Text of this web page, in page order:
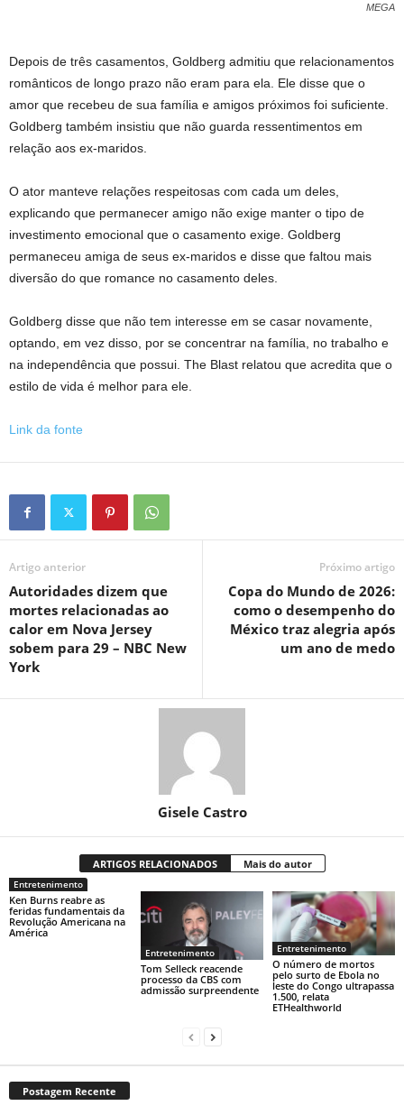
MEGA
Depois de três casamentos, Goldberg admitiu que relacionamentos
românticos de longo prazo não eram para ela. Ele disse que o
amor que recebeu de sua família e amigos próximos foi suficiente.
Goldberg também insistiu que não guarda ressentimentos em
relação aos ex-maridos.
O ator manteve relações respeitosas com cada um deles,
explicando que permanecer amigo não exige manter o tipo de
investimento emocional que o casamento exige. Goldberg
permaneceu amiga de seus ex-maridos e disse que faltou mais
diversão do que romance no casamento deles.
Goldberg disse que não tem interesse em se casar novamente,
optando, em vez disso, por se concentrar na família, no trabalho e
na independência que possui. The Blast relatou que acredita que o
estilo de vida é melhor para ele.
Link da fonte
Artigo anterior
Autoridades dizem que
mortes relacionadas ao
calor em Nova Jersey
sobem para 29 – NBC New
York
Próximo artigo
Copa do Mundo de 2026:
como o desempenho do
México traz alegria após
um ano de medo
Gisele Castro
ARTIGOS RELACIONADOS Mais do autor
Entretenimento
Ken Burns reabre as
feridas fundamentais da
Revolução Americana na
América
Entretenimento
Tom Selleck reacende
processo da CBS com
admissão surpreendente
Entretenimento
O número de mortos
pelo surto de Ebola no
leste do Congo ultrapassa
1.500, relata
ETHealthworld
Postagem Recente